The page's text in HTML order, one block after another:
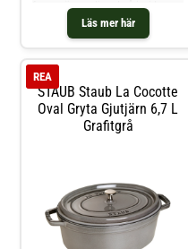
Läs mer här
och utsidan. Locken är helt täta
och försluter ångan väl.
Mässingknoppen på locken tål upp
användas på alla värmekällor,
även induktion. Tål maskindisk,
men handdisk är att
rekommendera. Shoppa Grytor
och mer Pannor & Kokkärl hos
Royal Design.
STAUB Staub La Cocotte
Oval Gryta Gjutjärn 6,7 L
Grafitgrå
REA